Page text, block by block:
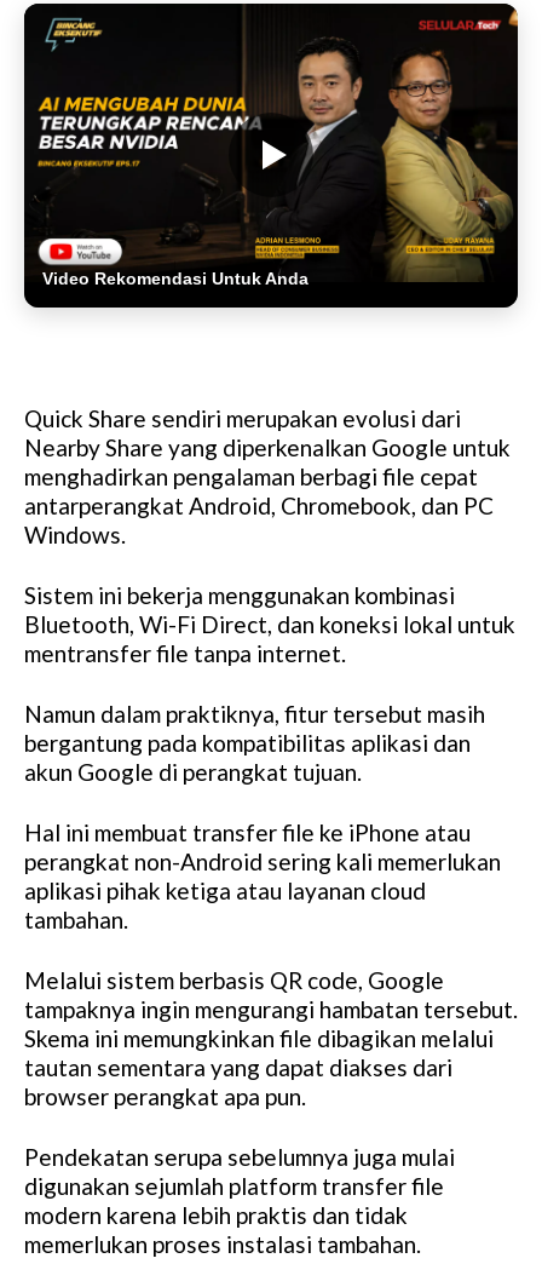
Video Rekomendasi Untuk Anda
Quick Share sendiri merupakan evolusi dari
Nearby Share yang diperkenalkan Google untuk
menghadirkan pengalaman berbagi file cepat
antarperangkat Android, Chromebook, dan PC
Windows.
Sistem ini bekerja menggunakan kombinasi
Bluetooth, Wi-Fi Direct, dan koneksi lokal untuk
mentransfer file tanpa internet.
Namun dalam praktiknya, fitur tersebut masih
bergantung pada kompatibilitas aplikasi dan
akun Google di perangkat tujuan.
Hal ini membuat transfer file ke iPhone atau
perangkat non-Android sering kali memerlukan
aplikasi pihak ketiga atau layanan cloud
tambahan.
Melalui sistem berbasis QR code, Google
tampaknya ingin mengurangi hambatan tersebut.
Skema ini memungkinkan file dibagikan melalui
tautan sementara yang dapat diakses dari
browser perangkat apa pun.
Pendekatan serupa sebelumnya juga mulai
digunakan sejumlah platform transfer file
modern karena lebih praktis dan tidak
memerlukan proses instalasi tambahan.